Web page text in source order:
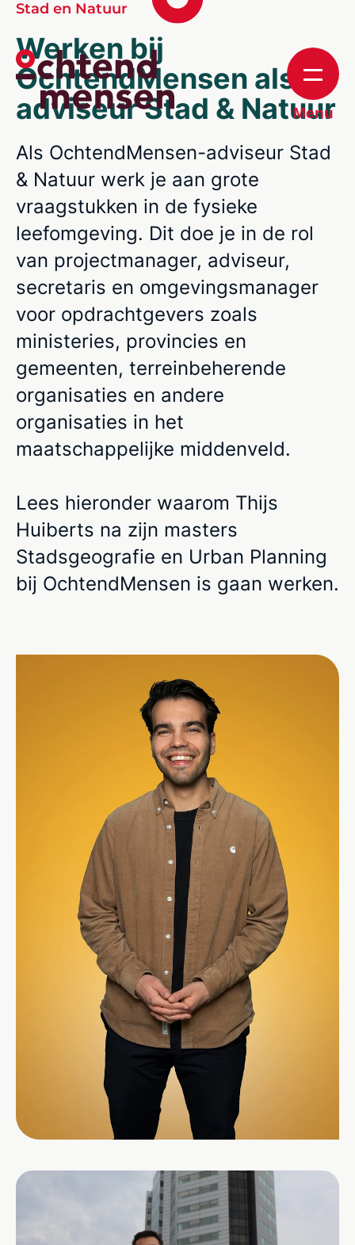
Menu
Stad en Natuur
Werken bij
OchtendMensen als
adviseur Stad & Natuur
Als OchtendMensen-adviseur Stad
& Natuur werk je aan grote
vraagstukken in de fysieke
leefomgeving. Dit doe je in de rol
van projectmanager, adviseur,
secretaris en omgevingsmanager
voor opdrachtgevers zoals
ministeries, provincies en
gemeenten, terreinbeherende
organisaties en andere
organisaties in het
maatschappelijke middenveld.
Lees hieronder waarom Thijs
Huiberts na zijn masters
Stadsgeografie en Urban Planning
bij OchtendMensen is gaan werken.